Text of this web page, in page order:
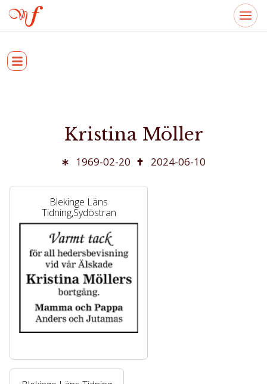
Kristina Möller
1969-02-20 2024-06-10
Blekinge Läns
Tidning,Sydöstran